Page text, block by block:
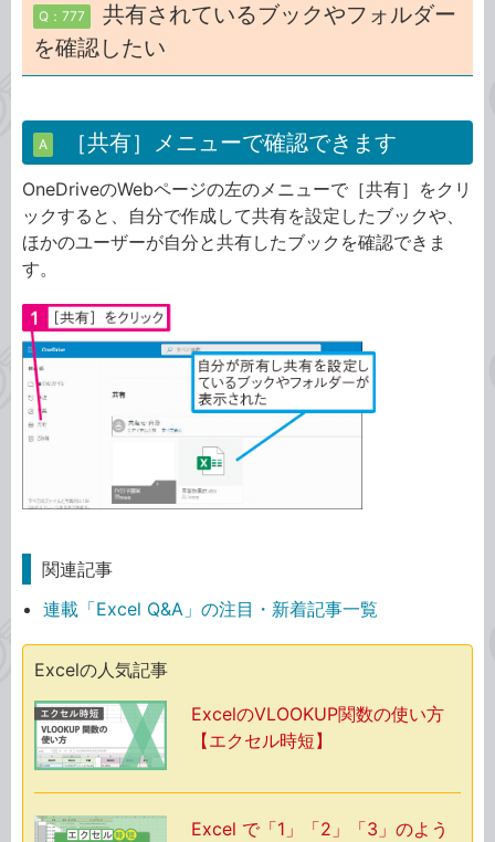
Q：777
共有されているブックやフォルダー
を確認したい
A ［共有］メニューで確認できます
OneDriveのWebページの左のメニューで［共有］をクリ
ックすると、自分で作成して共有を設定したブックや、
ほかのユーザーが自分と共有したブックを確認できま
す。
関連記事
連載「Excel Q&A」の注目・新着記事一覧
Excelの人気記事
ExcelのVLOOKUP関数の使い方
【エクセル時短】
Excel で「1」「2」「3」のよう